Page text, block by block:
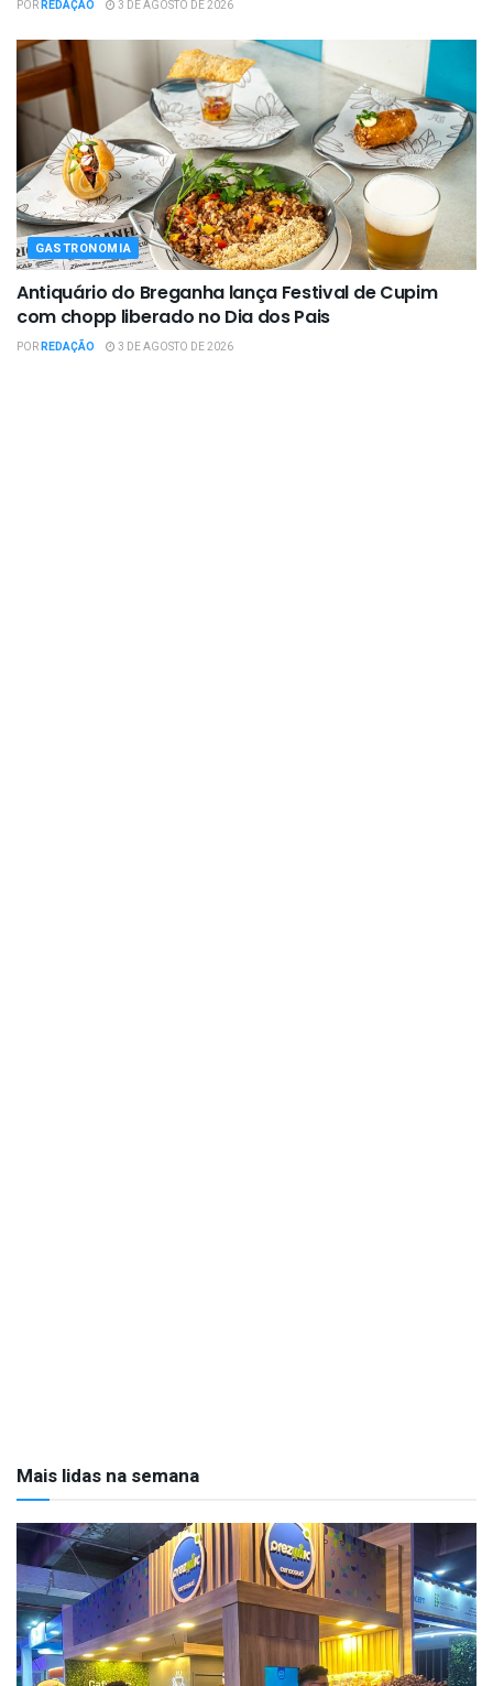
PORREDAÇÃO 3 DE AGOSTO DE 2026
GASTRONOMIA
Antiquário do Breganha lança Festival de Cupim
com chopp liberado no Dia dos Pais
PORREDAÇÃO 3 DE AGOSTO DE 2026
Mais lidas na semana